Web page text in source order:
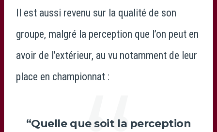
Il est aussi revenu sur la qualité de son
groupe, malgré la perception que l’on peut en
avoir de l’extérieur, au vu notamment de leur
place en championnat :
“Quelle que soit la perception